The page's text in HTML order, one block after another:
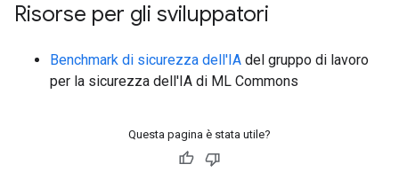
Risorse per gli sviluppatori
Benchmark di sicurezza dell'IA del gruppo di lavoro
per la sicurezza dell'IA di ML Commons
Questa pagina è stata utile?